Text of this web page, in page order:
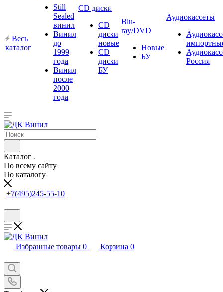
Весь
каталог
Still
Sealed
винил
Винил
до
1999
года
Винил
после
2000
года
CD диски
CD
диски
новые
CD
диски
БУ
Blu-
ray/DVD
Новые
БУ
Аудиокассеты
Россия
Каталог
По всему сайту
По каталогу
+7(495)245-55-10
Избранные товары 0 Корзина 0